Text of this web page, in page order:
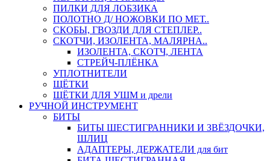
ПИЛКИ ДЛЯ ЛОБЗИКА
ПОЛОТНО Д/ НОЖОВКИ ПО МЕТ..
СКОБЫ, ГВОЗДИ ДЛЯ СТЕПЛЕР..
СКОТЧИ, ИЗОЛЕНТА, МАЛЯРНА..
ИЗОЛЕНТА, СКОТЧ, ЛЕНТА
СТРЕЙЧ-ПЛЁНКА
УПЛОТНИТЕЛИ
ЩЁТКИ
ЩЁТКИ ДЛЯ УШМ и дрели
РУЧНОЙ ИНСТРУМЕНТ
БИТЫ
БИТЫ ШЕСТИГРАННИКИ И ЗВЁЗДОЧКИ,
ШЛИЦ
АДАПТЕРЫ, ДЕРЖАТЕЛИ для бит